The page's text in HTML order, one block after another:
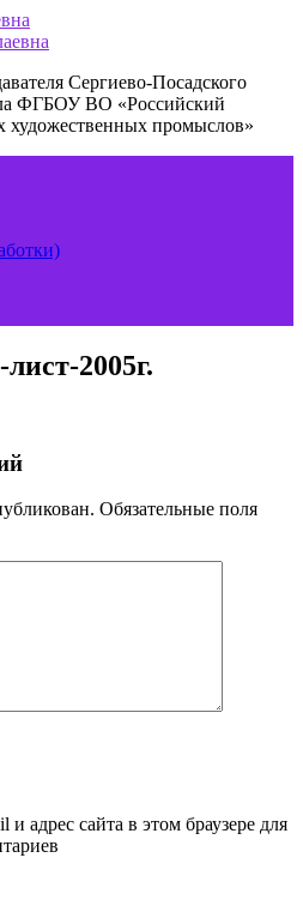
Сергиево-Посадского
ФГБОУ ВО «Российский
художественных промыслов»
2005г.
Обязательные поля
адрес сайта в этом браузере для